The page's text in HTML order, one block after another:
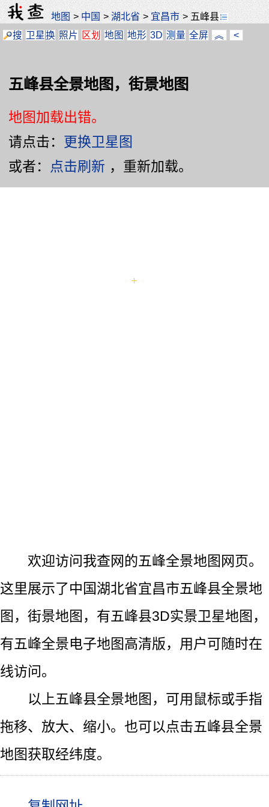
地图 > 中国 >湖北省 > 宜昌市 > 五峰县
搜 卫星换 照片 区划 地图 地形 3D 测量 全屏 ︽ <
五峰县全景地图，街景地图
地图加载出错。
请点击： 更换卫星图
或者： 点击刷新 ，重新加载。
欢迎访问我查网的五峰全景地图网页。
这里展示了中国湖北省宜昌市五峰县全景地
图，街景地图，有五峰县3D实景卫星地图，
有五峰全景电子地图高清版，用户可随时在
线访问。
以上五峰县全景地图，可用鼠标或手指
拖移、放大、缩小。也可以点击五峰县全景
地图获取经纬度。